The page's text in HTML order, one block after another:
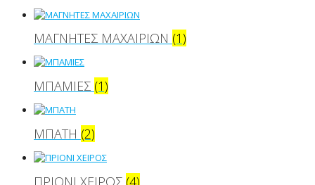
ΜΑΓΝΗΤΕΣ ΜΑΧΑΙΡΙΩΝ (1)
ΜΠΑΜΙΕΣ (1)
ΜΠΑΤΗ (2)
ΠΡΙΟΝΙ ΧΕΙΡΟΣ (4)